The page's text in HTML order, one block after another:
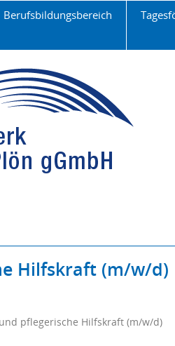
Berufsbildungsbereich
Hilfskraft (m/w/d)
pflegerische Hilfskraft (m/w/d)